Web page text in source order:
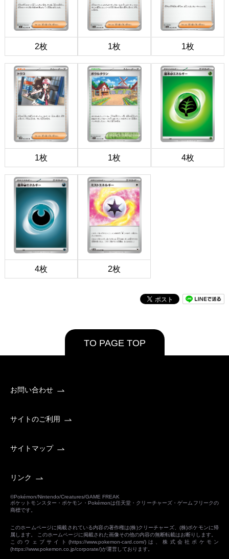
2枚 1枚 1枚
1枚 1枚 4枚
4枚 2枚
TO PAGE TOP
お問い合わせ
サイトのご利用
サイトマップ
リンク
©Pokémon/Nintendo/Creatures/GAME FREAK
ポケットモンスター・ポケモン・Pokémonは任天堂・クリーチャーズ・ゲームフリークの
商標です。
このホームページに掲載されている内容の著作権は(株)クリーチャーズ、(株)ポケモンに帰
属します。 このホームページに掲載された画像その他の内容の無断転載はお断りします。
このウェブサイト(https://www.pokemon-card.com/)は、株式会社ポケモン
(https://www.pokemon.co.jp/corporate/)が運営しております。